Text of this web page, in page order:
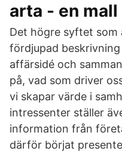
arta - en
Det högre syftet som
fördjupad
affärsidé och
på, vad som driver
vi skapar värde i
intressenter ställer
information från
därför börjat